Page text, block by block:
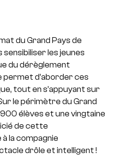
du Grand Pays de
sensibiliser les jeunes
du dérèglement
permet d’aborder ces
tout en s’appuyant sur
le périmètre du Grand
élèves et une vingtaine
de cette
la compagnie
drôle et intelligent !